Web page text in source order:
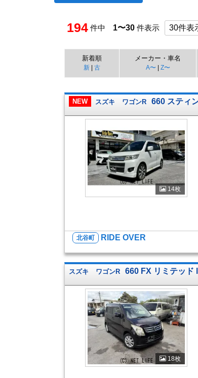
194 件中 1〜30 件表示
新着順
新 古
メーカー・車名
A〜| Z〜
NEW スズキ ワゴンR 660 スティ
14枚
北谷町 RIDE OVER
スズキ ワゴンR 660 FX リミテッド II
18枚